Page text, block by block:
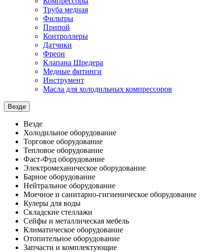
Труба медная
Фильтры
Припой
Контроллеры
Датчики
Фреон
Клапана Шредера
Медные фитинги
Инструмент
Масла для холодильных компрессоров
Везде
Везде
Холодильное оборудование
Торговое оборудование
Тепловое оборудование
Фаст-Фуд оборудование
Электромеханическое оборудование
Барное оборудование
Нейтральное оборудование
Моечное и санитарно-гигиеническое оборудование
Кулеры для воды
Складские стеллажи
Сейфы и металлическая мебель
Климатическое оборудование
Отопительное оборудование
Запчасти и комплектующие